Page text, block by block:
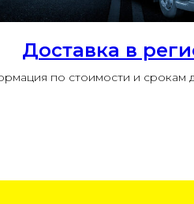
Доставка в
по стоимости и срокам